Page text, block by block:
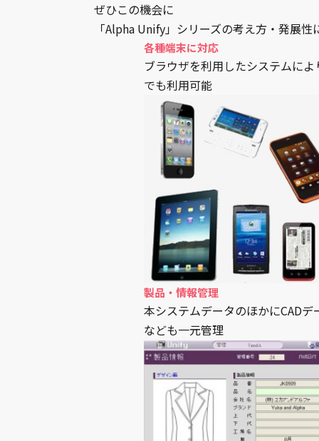
ぜひこの機会に
「Alpha Unify」シリーズの考え方・発展
各種端末に対応
ブラウザを利用したシステムに
でも利用可能
製品・情報管理
本システムデータのほかにCAD
なども一元管理